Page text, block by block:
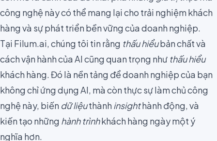
công nghệ này có thể mang lại cho trải nghiệm khách
hàng và sự phát triển bền vững của doanh nghiệp.
Tại Filum.ai, chúng tôi tin rằng thấu hiểubản chất và
cách vận hành của AI cũng quan trọng như thấu hiểu
khách hàng. Đó là nền tảng để doanh nghiệp của bạn
không chỉ ứng dụng AI, mà còn thực sự làm chủ công
nghệ này, biến dữ liệuthànhinsighthành động, và
kiến tạo những hành trìnhkhách hàng ngày một ý
nghĩa hơn.